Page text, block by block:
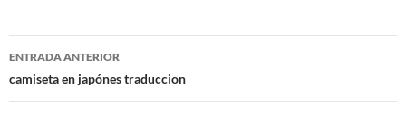
Navegación
de
ENTRADA ANTERIOR
camiseta en japónes traduccion